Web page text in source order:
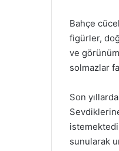
Bahçe
figürler,
ve
solmazlar
Son
sunularak